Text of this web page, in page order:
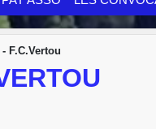
- F.C.Vertou